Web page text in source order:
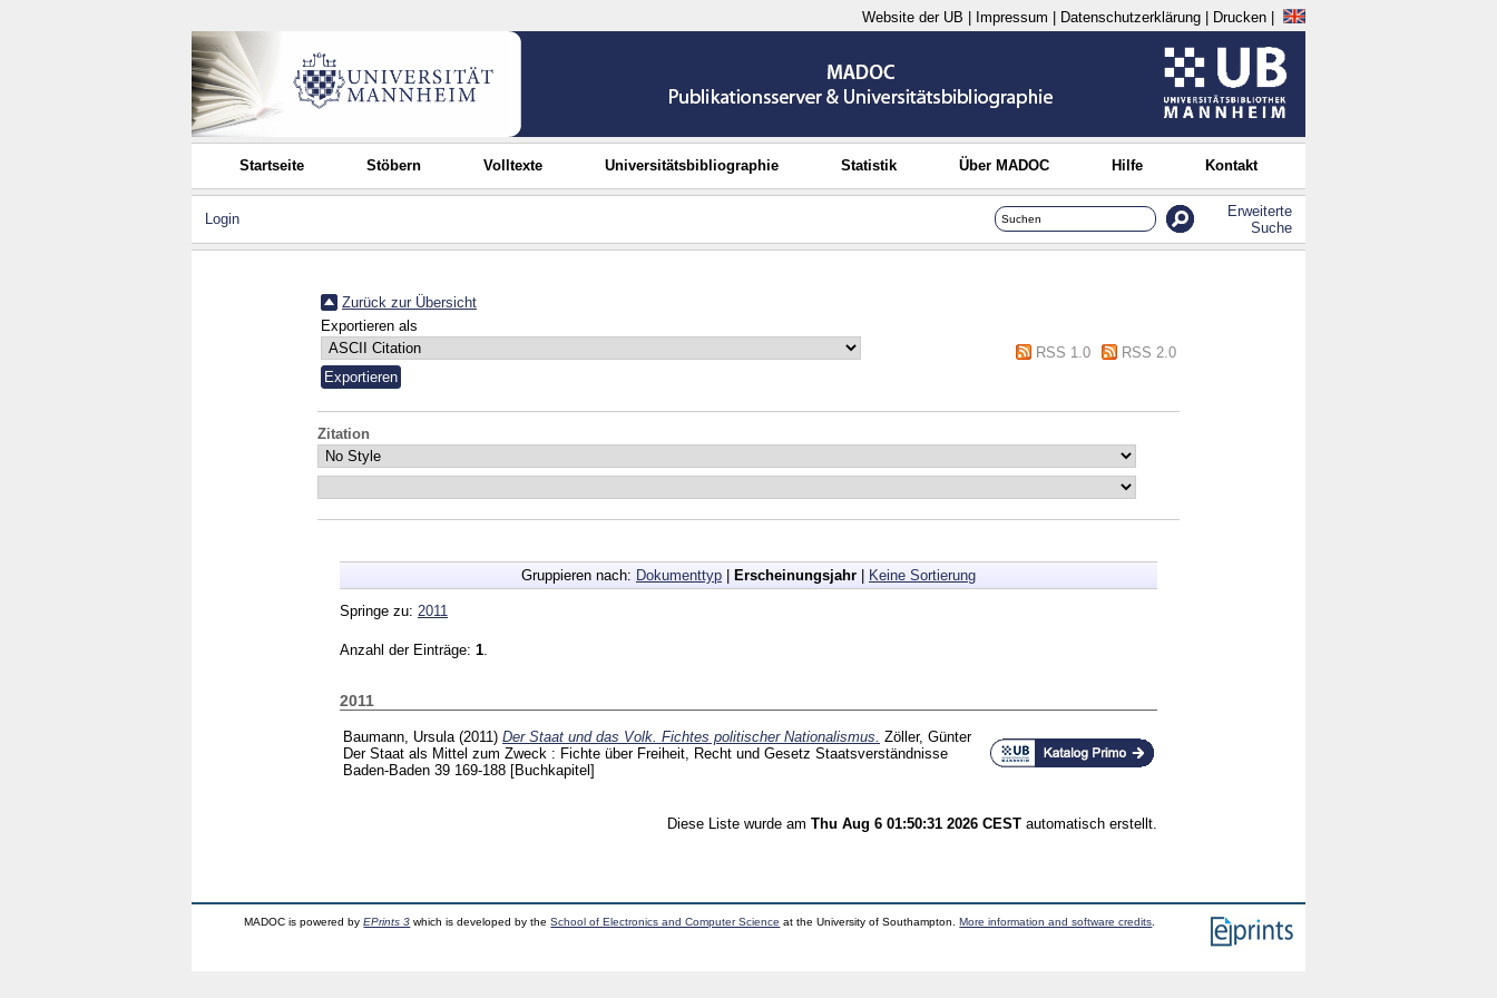
Website der UB Impressum Datenschutzerklärung Drucken
Startseite Stöbern Volltexte Universitätsbibliographie Statistik Über MADOC Hilfe Kontakt
Login
Erweiterte
Suche
Zurück zur Übersicht
Exportieren als
RSS 1.0
RSS 2.0
Zitation
Gruppieren nach: Dokumenttyp Erscheinungsjahr Keine Sortierung
Springe zu: 2011
Anzahl der Einträge: 1
2011
Baumann, Ursula (2011) Der Staat und das Volk. Fichtes politischer Nationalismus. Zöller, Günter
Der Staat als Mittel zum Zweck : Fichte über Freiheit, Recht und Gesetz Staatsverständnisse
Baden-Baden 39 169-188 [Buchkapitel]
Diese Liste wurde am Thu Aug 6 01:50:31 2026 CEST automatisch erstellt.
MADOC is powered byEPrints 3 which is developed by theSchool of Electronics and Computer Science at the University of Southampton.More information and software credits